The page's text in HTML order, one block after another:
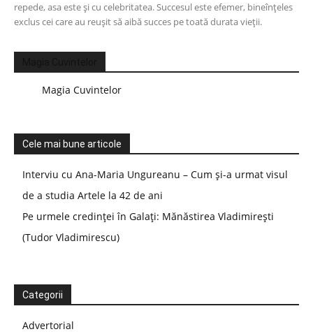
repede, asa este și cu celebritatea. Succesul este efemer, bineînțeles
exclus cei care au reușit să aibă succes pe toată durata vieții.
Magia Cuvintelor
Cele mai bune articole
Interviu cu Ana-Maria Ungureanu – Cum și-a urmat visul
de a studia Artele la 42 de ani
Pe urmele credinței în Galați: Mănăstirea Vladimirești
(Tudor Vladimirescu)
Categorii
Advertorial